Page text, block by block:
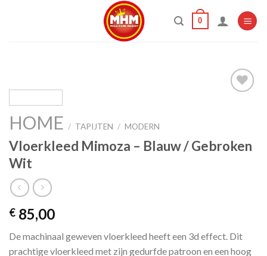
0
HOME / TAPIJTEN / MODERN
Vloerkleed Mimoza – Blauw / Gebroken
Wit
€ 85,00
De machinaal geweven vloerkleed heeft een 3d effect. Dit
prachtige vloerkleed met zijn gedurfde patroon en een hoog